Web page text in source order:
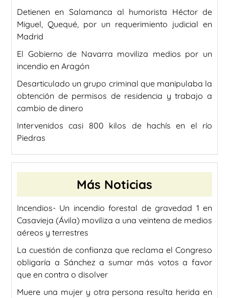
Detienen en Salamanca al humorista Héctor de
Miguel, Quequé, por un requerimiento judicial en
Madrid
El Gobierno de Navarra moviliza medios por un
incendio en Aragón
Desarticulado un grupo criminal que manipulaba la
obtención de permisos de residencia y trabajo a
cambio de dinero
Intervenidos casi 800 kilos de hachís en el río
Piedras
Más Noticias
Incendios- Un incendio forestal de gravedad 1 en
Casavieja (Ávila) moviliza a una veintena de medios
aéreos y terrestres
La cuestión de confianza que reclama el Congreso
obligaría a Sánchez a sumar más votos a favor
que en contra o disolver
Muere una mujer y otra persona resulta herida en